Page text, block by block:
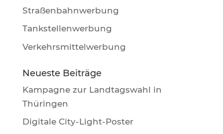
Straßenbahnwerbung
Tankstellenwerbung
Verkehrsmittelwerbung
Neueste Beiträge
Kampagne zur Landtagswahl in
Thüringen
Digitale City-Light-Poster